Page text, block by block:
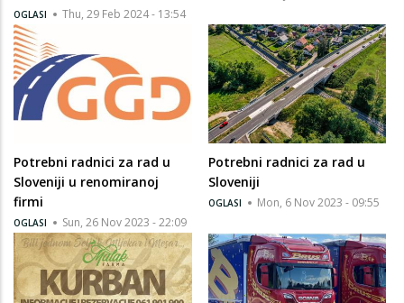
OGLASI Thu, 29 Feb 2024 - 13:54
Potrebni radnici za rad u
Sloveniji u renomiranoj
firmi
OGLASI Sun, 26 Nov 2023 - 22:09
Potrebni radnici za rad u
Sloveniji
OGLASI Mon, 6 Nov 2023 - 09:55